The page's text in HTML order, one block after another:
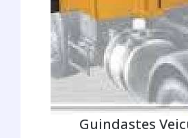
Guindastes